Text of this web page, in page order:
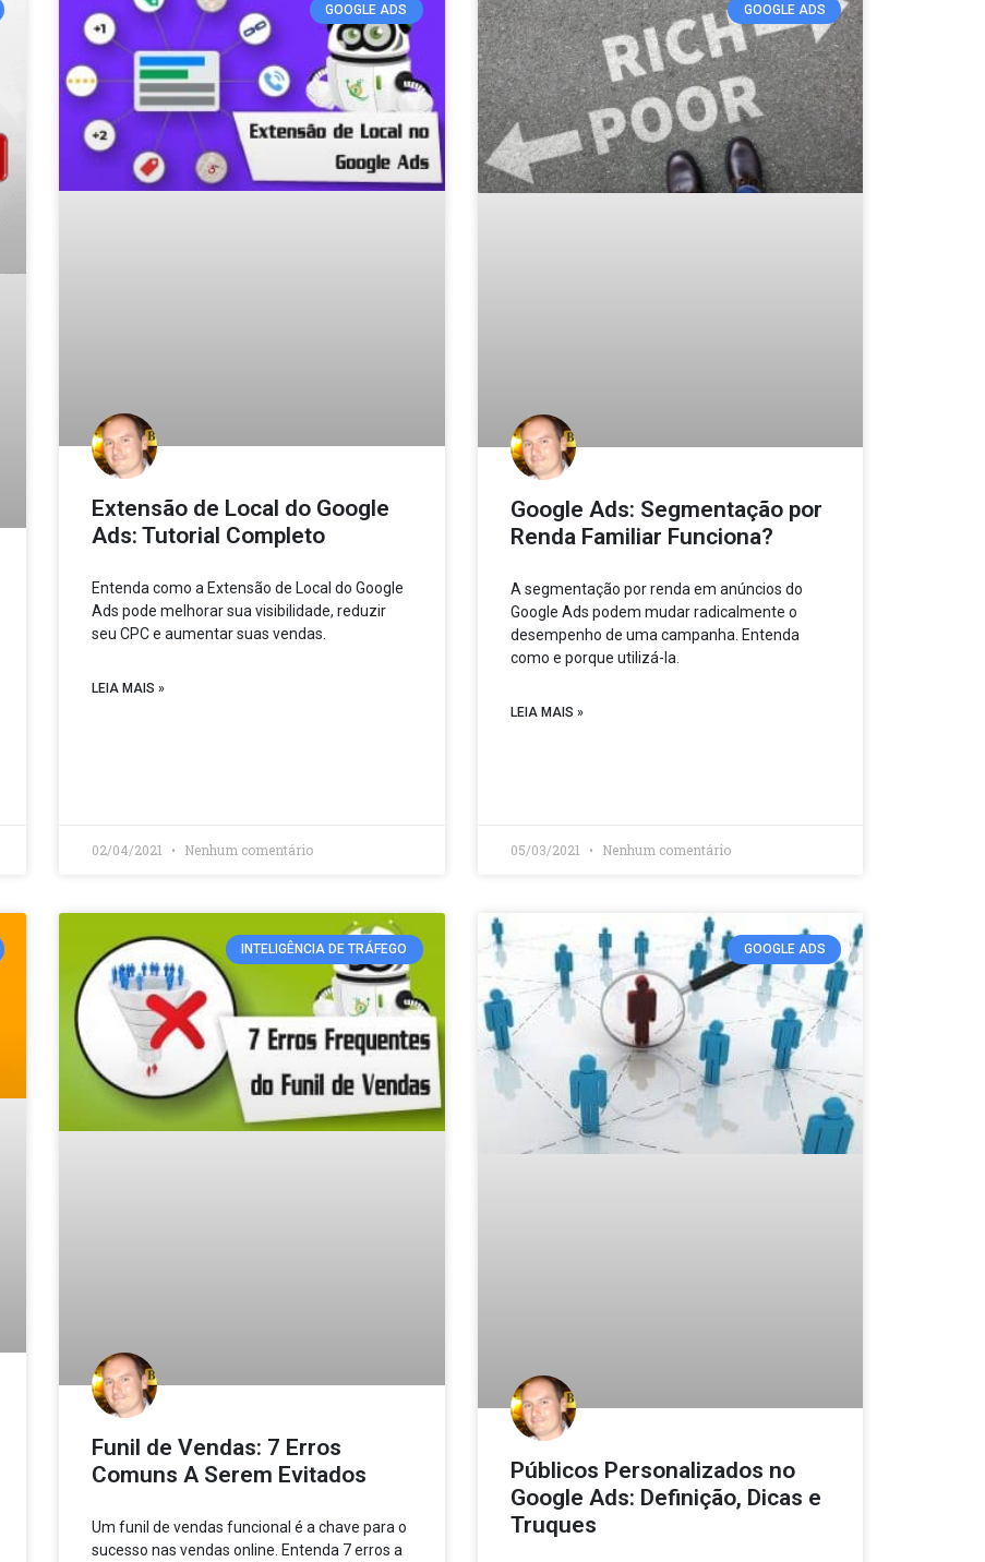
GOOGLE ADS
Extensão de Local do Google
Ads: Tutorial Completo
Entenda como a Extensão de Local do Google
Ads pode melhorar sua visibilidade, reduzir
seu CPC e aumentar suas vendas.
LEIA MAIS »
02/04/2021 Nenhum comentário
GOOGLE ADS
Google Ads: Segmentação por
Renda Familiar Funciona?
A segmentação por renda em anúncios do
Google Ads podem mudar radicalmente o
desempenho de uma campanha. Entenda
como e porque utilizá-la.
LEIA MAIS »
05/03/2021 Nenhum comentário
INTELIGÊNCIA DE TRÁFEGO
Funil de Vendas: 7 Erros
Comuns A Serem Evitados
Um funil de vendas funcional é a chave para o
sucesso nas vendas online. Entenda 7 erros a
GOOGLE ADS
Públicos Personalizados no
Google Ads: Definição, Dicas e
Truques